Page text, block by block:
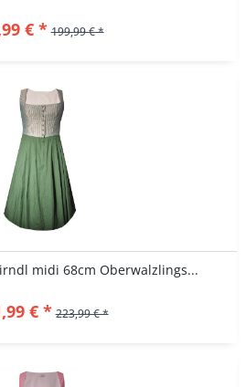
€ * 199,99 € *
midi 68cm Oberwalzlings...
€ * 223,99 € *